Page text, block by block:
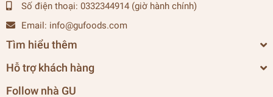
Số điện thoại: 0332344914 (giờ hành chính)
Email: info@gufoods.com
Tìm hiểu thêm
Hỗ trợ khách hàng
Follow nhà GU